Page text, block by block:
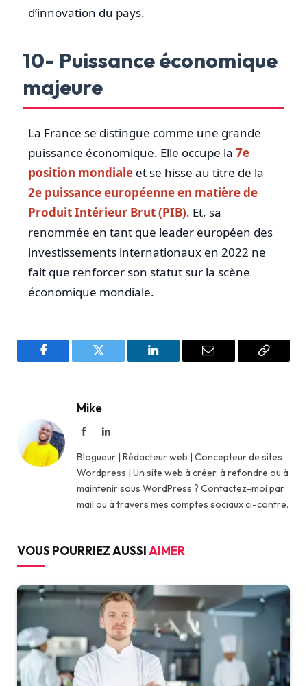
d’innovation du pays.
10- Puissance économique
majeure
La France se distingue comme une grande
puissance économique. Elle occupe la 7e
position mondiale et se hisse au titre de la
2e puissance européenne en matière de
Produit Intérieur Brut (PIB). Et, sa
renommée en tant que leader européen des
investissements internationaux en 2022 ne
fait que renforcer son statut sur la scène
économique mondiale.
Facebook Twitter LinkedIn Email
Copy
Mike
FacebookLinkedIn
Blogueur | Rédacteur web | Concepteur de sites
Wordpress | Un site web à créer, à refondre ou à
maintenir sous WordPress ? Contactez-moi par
mail ou à travers mes comptes sociaux ci-contre.
VOUS POURRIEZ AUSSIAIMER